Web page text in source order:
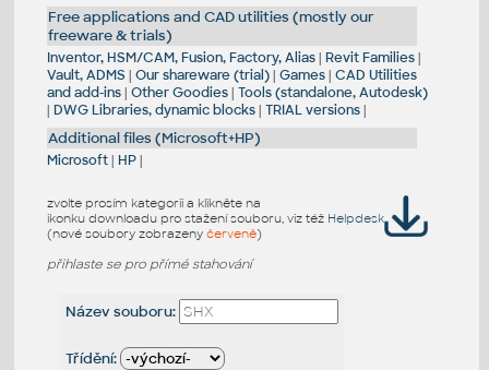
Free applications and CAD utilities (mostly our
freeware & trials)
Inventor, HSM/CAM, Fusion, Factory, Alias| Revit Families|
Vault, ADMS | Our shareware (trial)| Games| CAD Utilities
and add-ins| Other Goodies| Tools (standalone, Autodesk)
| DWG Libraries, dynamic blocks| TRIAL versions|
Additional files (Microsoft+HP)
Microsoft| HP|
zvolte prosím kategorii a klikněte na
ikonku downloadu pro stažení souboru, viz též Helpdesk
(nové soubory zobrazeny červeně)
přihlaste se pro přímé stahování
Název souboru:
Třídění: